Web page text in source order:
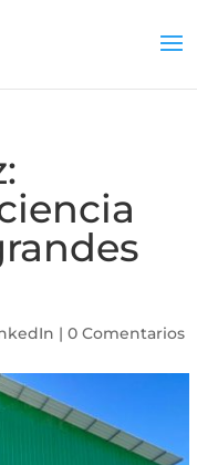
| 0 Comentarios